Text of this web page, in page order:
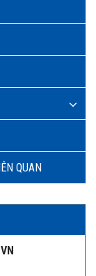
QUAN